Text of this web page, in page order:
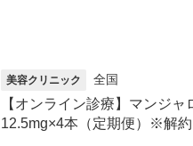
美容クリニック 全国
【オンライン診療】マンジャ
12.5mg×4本（定期便）※解